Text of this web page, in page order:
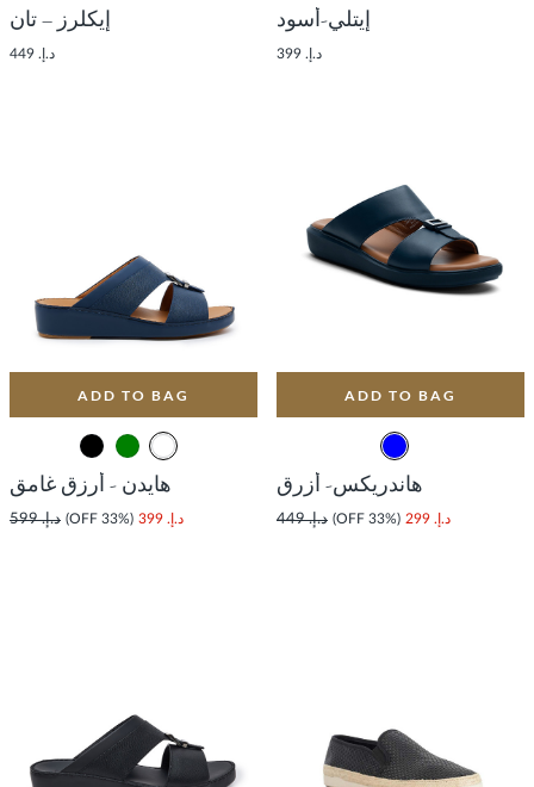
إيتلي-أسود
د.إ. 399
إيكلرز – تان
د.إ. 449
ADD TO BAG
هاندريكس- أزرق
د.إ. 299 (33% OFF) د.إ. 449
ADD TO BAG
هايدن - أرزق غامق
د.إ. 399 (33% OFF) د.إ. 599